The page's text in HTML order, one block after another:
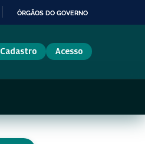
ÓRGÃOS DO GOVERNO
Cadastro Acesso